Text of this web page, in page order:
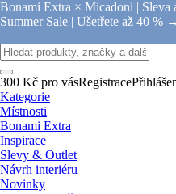
Bonami Extra × Micadoni | Sleva
Summer Sale | Ušetřete až 40 % →
300 Kč pro vásRegistrace
Kategorie
Místnosti
Bonami Extra
Inspirace
Slevy & Outlet
Návrh interiéru
Novinky